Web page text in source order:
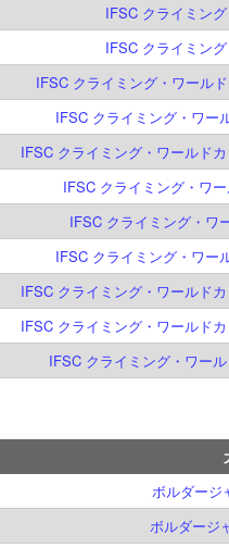
IFSC クライミン
IFSC クライミン
IFSC クライミング・ワール
IFSC クライミング・ワー
IFSC クライミング・ワールド
IFSC クライミング・ワ
IFSC クライミング・ワ
IFSC クライミング・ワー
IFSC クライミング・ワールド
IFSC クライミング・ワールド
IFSC クライミング・ワー
ボルダージ
ボルダージ